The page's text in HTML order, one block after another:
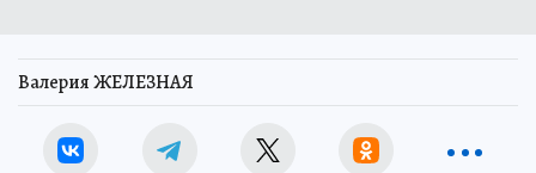
Валерия ЖЕЛЕЗНАЯ